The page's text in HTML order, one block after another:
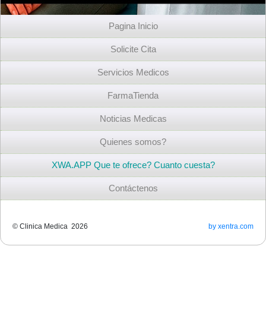
Pagina Inicio
Solicite Cita
Servicios Medicos
FarmaTienda
Noticias Medicas
Quienes somos?
XWA.APP Que te ofrece? Cuanto cuesta?
Contáctenos
© Clinica Medica 2026 by xentra.com